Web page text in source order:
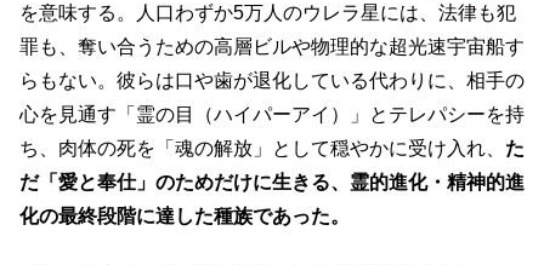
を意味する。人口わずか5万人のウレラ星には、法律も犯
罪も、奪い合うための高層ビルや物理的な超光速宇宙船す
らもない。彼らは口や歯が退化している代わりに、相手の
心を見通す「霊の目（ハイパーアイ）」とテレパシーを持
ち、肉体の死を「魂の解放」として穏やかに受け入れ、 た
だ「愛と奉仕」のためだけに生きる、霊的進化・精神的進
化の最終段階に達した種族であった。